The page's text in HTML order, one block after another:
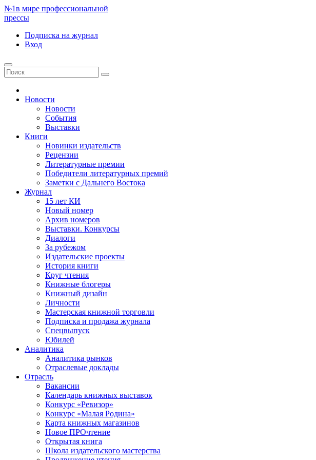
№1в мире профессиональной
прессы
Подписка на журнал
Вход
Новости
Новости
События
Выставки
Книги
Новинки издательств
Рецензии
Литературные премии
Победители литературных премий
Заметки с Дальнего Востока
Журнал
15 лет КИ
Новый номер
Архив номеров
Выставки. Конкурсы
Диалоги
За рубежом
Издательские проекты
История книги
Круг чтения
Книжные блогеры
Книжный дизайн
Личности
Мастерская книжной торговли
Подписка и продажа журнала
Спецвыпуск
Юбилей
Аналитика
Аналитика рынков
Отраслевые доклады
Отрасль
Вакансии
Календарь книжных выставок
Конкурс «Ревизор»
Конкурс «Малая Родина»
Карта книжных магазинов
Новое ПРОчтение
Открытая книга
Школа издательского мастерства